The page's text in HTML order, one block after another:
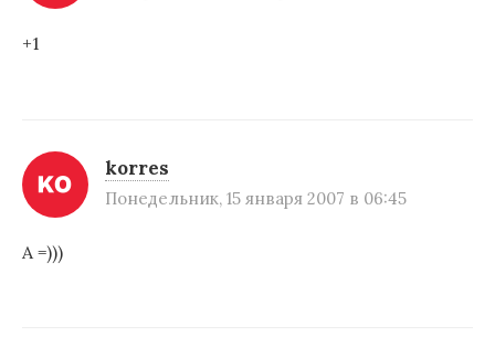
+1
korres
Понедельник, 15 января 2007 в 06:45
А =)))